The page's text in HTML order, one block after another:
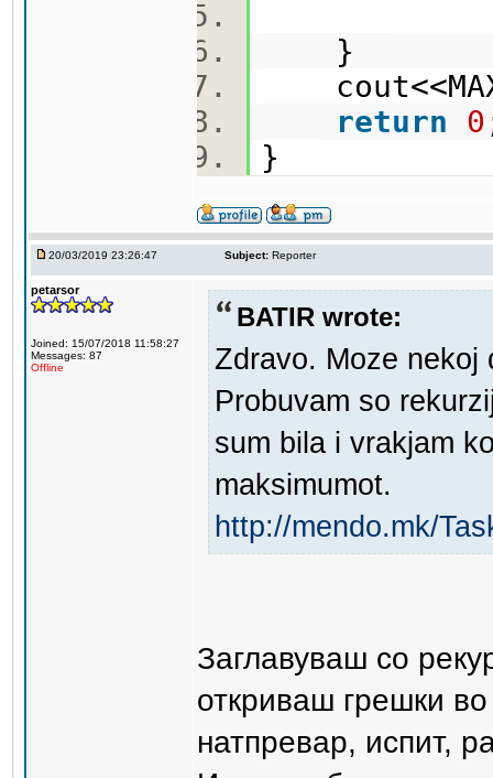
}
return
0
}
20/03/2019 23:26:47 Subject: Reporter
petarsor
Joined: 15/07/2018 11:58:27
Messages: 87
Offline
BATIR wrote:
Zdravo. Moze nekoj
Probuvam so
sum bila i vrakjam
maksimumot.
http://mendo.mk/
Заглавуваш со
откриваш грешки
натпревар, испит,